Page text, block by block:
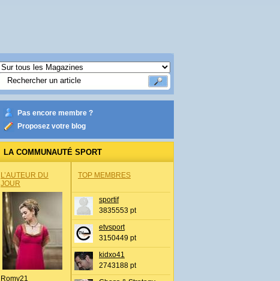
Pas encore membre ?
Proposez votre blog
LA COMMUNAUTÉ SPORT
L’AUTEUR DU
JOUR
Romy21
TOP MEMBRES
sportif
3835553 pt
etvsport
3150449 pt
kidxo41
2743188 pt